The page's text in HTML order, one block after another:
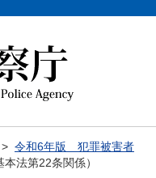
> 令和6年版 犯罪被害者
法第22条関係）